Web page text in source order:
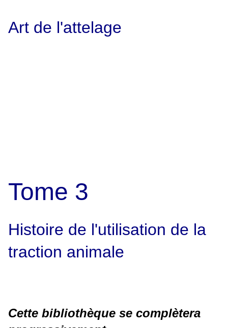
Art de l'attelage
Tome 3
Histoire de l'utilisation de la
traction animale
Cette bibliothèque se complètera